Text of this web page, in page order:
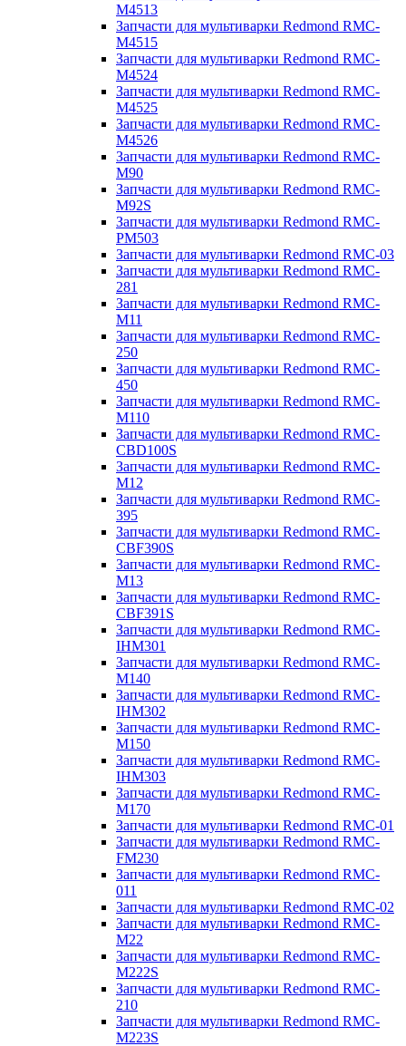
M4513
Запчасти для мультиварки Redmond RMC-
M4515
Запчасти для мультиварки Redmond RMC-
M4524
Запчасти для мультиварки Redmond RMC-
M4525
Запчасти для мультиварки Redmond RMC-
M4526
Запчасти для мультиварки Redmond RMC-
M90
Запчасти для мультиварки Redmond RMC-
M92S
Запчасти для мультиварки Redmond RMC-
PM503
Запчасти для мультиварки Redmond RMC-03
Запчасти для мультиварки Redmond RMC-
281
Запчасти для мультиварки Redmond RMC-
M11
Запчасти для мультиварки Redmond RMC-
250
Запчасти для мультиварки Redmond RMC-
450
Запчасти для мультиварки Redmond RMC-
M110
Запчасти для мультиварки Redmond RMC-
CBD100S
Запчасти для мультиварки Redmond RMC-
M12
Запчасти для мультиварки Redmond RMC-
395
Запчасти для мультиварки Redmond RMC-
CBF390S
Запчасти для мультиварки Redmond RMC-
M13
Запчасти для мультиварки Redmond RMC-
CBF391S
Запчасти для мультиварки Redmond RMC-
IHM301
Запчасти для мультиварки Redmond RMC-
M140
Запчасти для мультиварки Redmond RMC-
IHM302
Запчасти для мультиварки Redmond RMC-
M150
Запчасти для мультиварки Redmond RMC-
IHM303
Запчасти для мультиварки Redmond RMC-
M170
Запчасти для мультиварки Redmond RMC-01
Запчасти для мультиварки Redmond RMC-
FM230
Запчасти для мультиварки Redmond RMC-
011
Запчасти для мультиварки Redmond RMC-02
Запчасти для мультиварки Redmond RMC-
M22
Запчасти для мультиварки Redmond RMC-
M222S
Запчасти для мультиварки Redmond RMC-
210
Запчасти для мультиварки Redmond RMC-
M223S